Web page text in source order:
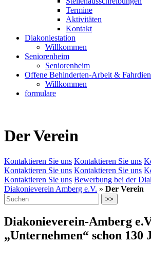
Termine
Aktivitäten
Kontakt
Diakoniestation
Willkommen
Seniorenheim
Seniorenheim
Offene Behinderten-Arbeit &
Willkommen
formulare
Der Verein
Kontaktieren Sie uns Kontaktieren Sie uns
Kontaktieren Sie uns Kontaktieren Sie uns
Kontaktieren Sie uns Bewerbung bei der
Diakonieverein Amberg e.V. » Der Verein
>>
Diakonieverein-Amberg
„Unternehmen“ schon 130